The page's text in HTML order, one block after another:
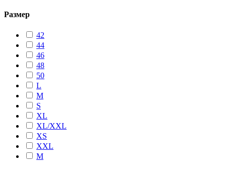
Размер
42
44
46
48
50
L
M
S
XL
XL/XXL
XS
XXL
М